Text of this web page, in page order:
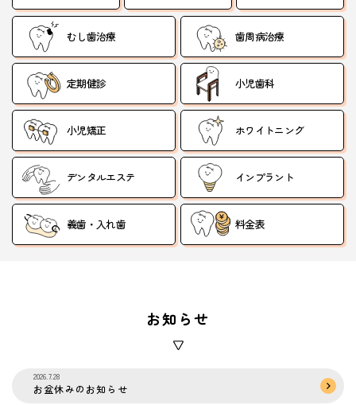
むし歯治療 歯周病治療
定期健診 小児歯科
小児矯正 ホワイトニング
デンタルエステ インプラント
義歯・入れ歯 料金表
お知らせ
2026.7.28
お盆休みのお知らせ